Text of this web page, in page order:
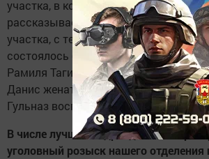
участка, в который входило 4
рассказывает Данис. — Знакомство
участка, с территорией и
состоялось быстро, благодаря
Рамиля Тагирова и Раиса
Данис женат, у них трое детей,
Гульназ воспитывают в лучших
В числе лучших подразделений в
уголовный розыск нашего отделения